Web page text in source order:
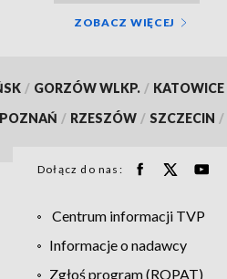
ZOBACZ WIĘCEJ
/ GORZÓW WLKP. / KATOWICE
POZNAŃ / RZESZÓW / SZCZECIN /
Dołącz do nas:
Centrum informacji TVP
Informacje o nadawcy
Zgłoś program (ROPAT)